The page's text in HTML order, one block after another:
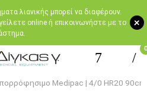
+
λιανικής μπορεί να διαφέρουν.
online ή επικοινωνήστε με το
0
Medipac | 4/0 HR20